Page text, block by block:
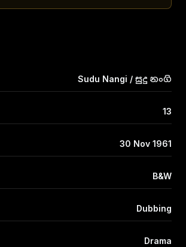
Sudu Nangi / සුදු නංගි
13
30 Nov 1961
B&W
Dubbing
Drama